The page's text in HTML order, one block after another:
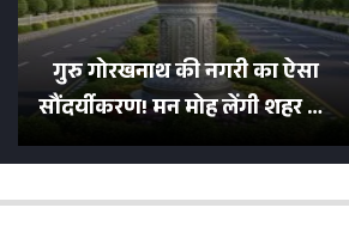
गुरु गोरखनाथ की नगरी का ऐसा
सौंदर्यीकरण! मन मोह लेंगी शहर की
सड़कें; देखें Photos